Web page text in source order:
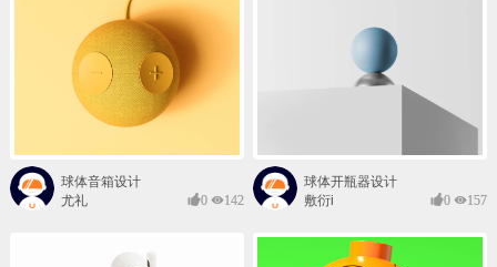
球体音箱设计
尤礼
0 142
球体开瓶器设计
敷衍i
0 157